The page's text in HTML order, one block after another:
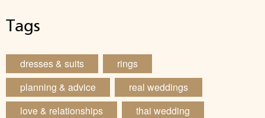
Tags
dresses & suits
rings
planning & advice
real weddings
love & relationships
thai wedding